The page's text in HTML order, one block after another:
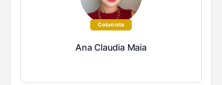
Colunista
Ana Claudia Maia